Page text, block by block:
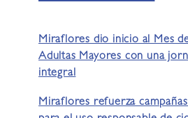
Miraflores dio inicio al Mes
Adultas Mayores con una
integral
Miraflores refuerza